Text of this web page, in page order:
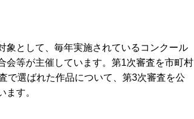
象として、毎年実施されているコンクール
会等が主催しています。第1次審査を市町村
で選ばれた作品について、第3次審査を公
す。